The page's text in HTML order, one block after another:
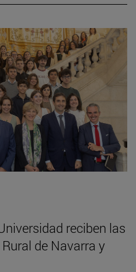
reciben las
de Navarra y